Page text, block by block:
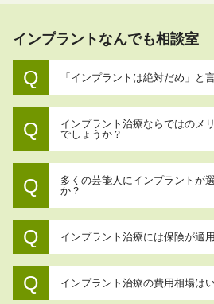
インプラントなんでも相談室
「インプラントは絶対だめ」と
インプラント治療ならではのメ
でしょうか？
多くの芸能人にインプラントが
か？
インプラント治療には保険が適
インプラント治療の費用相場は